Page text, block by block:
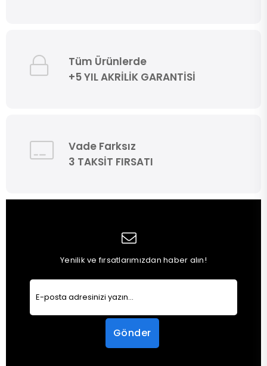
Tüm Ürünlerde
+5 YIL AKRİLİK GARANTİSİ
Vade Farksız
3 TAKSİT FIRSATI
Yenilik ve fırsatlarımızdan haber alın!
Gönder